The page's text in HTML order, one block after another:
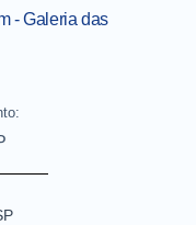
- Galeria das